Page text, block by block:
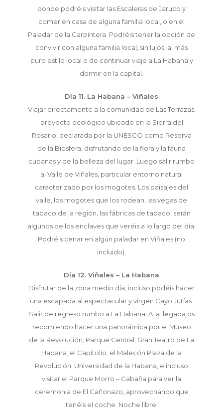
donde podréis visitar las Escaleras de Jaruco y
comer en casa de alguna familia local, o en el
Paladar de la Carpintera. Podréis tener la opción de
convivir con alguna familia local, sin lujos, al más
puro estilo local o de continuar viaje a La Habana y
dormir en la capital.
Día 11. La Habana – Viñales
Viajar directamente a la comunidad de Las Terrazas,
proyecto ecológico ubicado en la Sierra del
Rosario, declarada por la UNESCO como Reserva
de la Biosfera, disfrutando de la flora y la fauna
cubanas y de la belleza del lugar. Luego salir rumbo
al Valle de Viñales, particular entorno natural
caracterizado por los mogotes. Los paisajes del
valle, los mogotes que los rodean, las vegas de
tabaco de la región, las fábricas de tabaco, serán
algunos de los enclaves que veréis a lo largo del día.
Podréis cenar en algún paladar en Viñales (no
incluido).
Día 12. Viñales – La Habana
Disfrutar de la zona medio día, incluso podéis hacer
una escapada al espectacular y virgen Cayo Jutías.
Salir de regreso rumbo a La Habana. A la llegada os
recomiendo hacer una panorámica por el Museo
de la Revolución; Parque Central; Gran Teatro de La
Habana; el Capitolio; el Malecón Plaza de la
Revolución; Universidad de la Habana, e incluso
visitar el Parque Morro – Cabaña para ver la
ceremonia de El Cañonazo, aprovechando que
tenéis el coche. Noche libre.